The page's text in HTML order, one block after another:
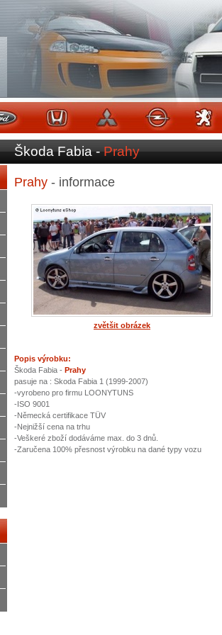
Škoda Fabia -Prahy
Prahy - informace
zvětšit obrázek
Popis výrobku:
Škoda Fabia - Prahy
pasuje na : Skoda Fabia 1 (1999-2007)
-vyrobeno pro firmu LOONYTUNS
-ISO 9001
-Německá certifikace TÜV
-Nejnižší cena na trhu
-Veškeré zboží dodáváme max. do 3 dnů.
-Zaručena 100% přesnost výrobku na dané typy vozu